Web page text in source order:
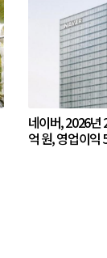
네이버, 2026년
억 원, 영업이익